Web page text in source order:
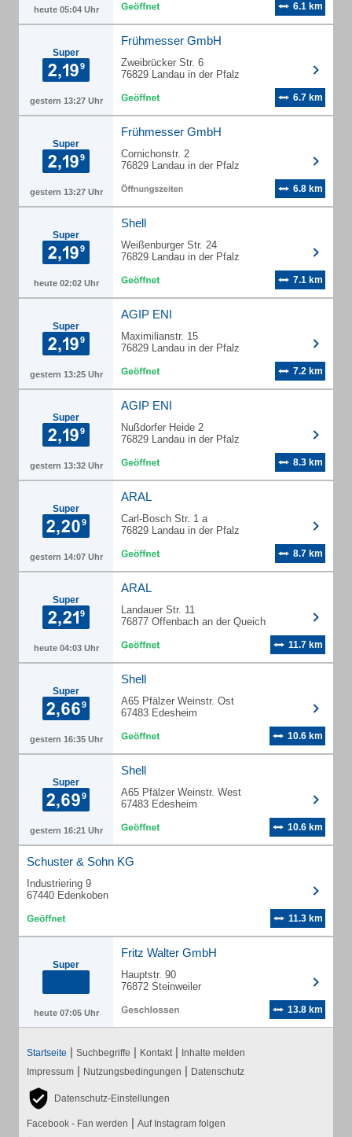
heute 05:04 Uhr 6.1 km
Super
gestern 13:27 Uhr
Frühmesser GmbH
Zweibrücker Str. 6
76829 Landau in der Pfalz
6.7 km
Super
gestern 13:27 Uhr
Frühmesser GmbH
Cornichonstr. 2
76829 Landau in der Pfalz
6.8 km
Super
heute 02:02 Uhr
Shell
Weißenburger Str. 24
76829 Landau in der Pfalz
7.1 km
Super
gestern 13:25 Uhr
AGIP ENI
Maximilianstr. 15
76829 Landau in der Pfalz
7.2 km
Super
gestern 13:32 Uhr
AGIP ENI
Nußdorfer Heide 2
76829 Landau in der Pfalz
8.3 km
Super
gestern 14:07 Uhr
ARAL
Carl-Bosch Str. 1 a
76829 Landau in der Pfalz
8.7 km
Super
heute 04:03 Uhr
ARAL
Landauer Str. 11
76877 Offenbach an der Queich
11.7 km
Super
gestern 16:35 Uhr
Shell
A65 Pfälzer Weinstr. Ost
67483 Edesheim
10.6 km
Super
gestern 16:21 Uhr
Shell
A65 Pfälzer Weinstr. West
67483 Edesheim
10.6 km
Schuster & Sohn KG
Industriering 9
67440 Edenkoben
11.3 km
Super
heute 07:05 Uhr
Fritz Walter GmbH
Hauptstr. 90
76872 Steinweiler
13.8 km
Startseite | Suchbegriffe | Kontakt | Inhalte melden
Impressum | Nutzungsbedingungen | Datenschutz
Datenschutz-Einstellungen
Facebook - Fan werden | Auf Instagram folgen